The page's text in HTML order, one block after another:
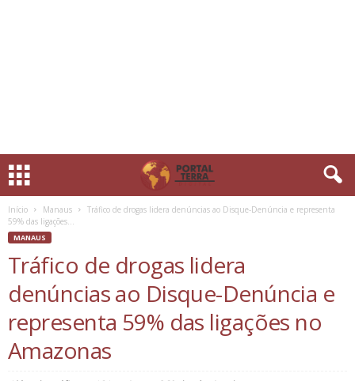
Início Manaus
Tráfico de drogas lidera denúncias ao Disque-Denúncia e representa
59% das ligações...
MANAUS
Tráfico de drogas lidera
denúncias ao Disque-Denúncia e
representa 59% das ligações no
Amazonas